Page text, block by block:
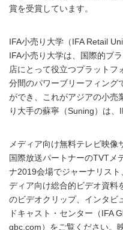
賞を受賞しています。
IFA小売り大学（IFA Retail
IFA小売り大学は、国際的ブ
店にとって役立つプラットフ
分間のパワーブリーフィング
ができ、これがアジアの小売
り大手の蘇寧（Suning）は、
メディア向け無料テレビ映像
国際放送パートナーのTVTメ
ナ2019会場でジャーナリス
ディア向け総合的ビデオ資料
のビデオクリップ、インタビ
ドキャスト・センター（IFA
gbc.com）をご覧ください。